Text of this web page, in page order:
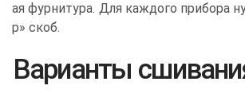
ая фурнитура. Для каждого прибора
р» скоб.
Варианты